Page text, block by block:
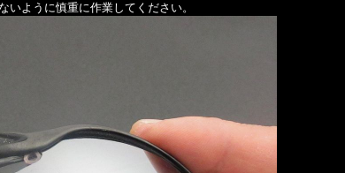
いように慎重に作業してください。